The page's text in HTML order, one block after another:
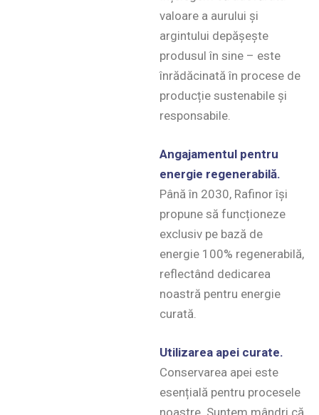
valoare a aurului și
argintului depășește
produsul în sine – este
înrădăcinată în procese de
producție sustenabile și
responsabile.
Angajamentul pentru
energie regenerabilă.
Până în 2030, Rafinor își
propune să funcționeze
exclusiv pe bază de
energie 100% regenerabilă,
reflectând dedicarea
noastră pentru energie
curată.
Utilizarea apei curate.
Conservarea apei este
esențială pentru procesele
noastre. Suntem mândri că